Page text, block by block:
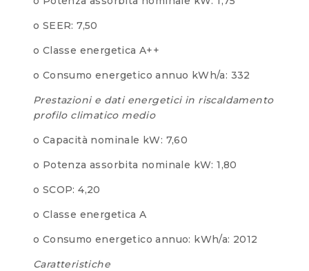
o SEER: 7,50
o Classe energetica A++
o Consumo energetico annuo kWh/a: 332
Prestazioni e dati energetici in riscaldamento
profilo climatico medio
o Capacità nominale kW: 7,60
o Potenza assorbita nominale kW: 1,80
o SCOP: 4,20
o Classe energetica A
o Consumo energetico annuo: kWh/a: 2012
Caratteristiche